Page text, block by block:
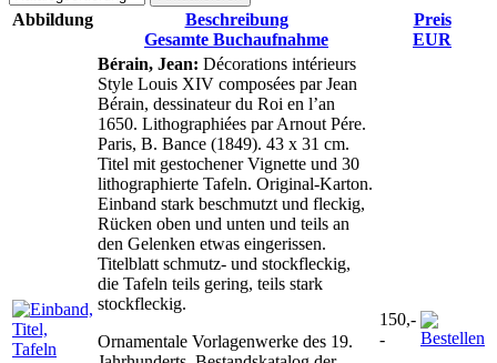
Abbildung
Beschreibung
Gesamte Buchaufnahme
Preis
EUR
Bérain, Jean: Décorations intérieurs
Style Louis XIV composées par Jean
Bérain, dessinateur du Roi en l’an
1650. Lithographiées par Arnout Pére.
Paris, B. Bance (1849). 43 x 31 cm.
Titel mit gestochener Vignette und 30
lithographierte Tafeln. Original-Karton.
Einband stark beschmutzt und fleckig,
Rücken oben und unten und teils an
den Gelenken etwas eingerissen.
Titelblatt schmutz- und stockfleckig,
die Tafeln teils gering, teils stark
stockfleckig.
Ornamentale Vorlagenwerke des 19.
150,-
-